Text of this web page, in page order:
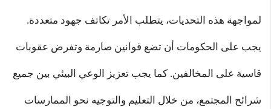
لمواجهة هذه التحديات، يتطلب الأمر تكاتف جهود متعددة.
يجب على الحكومات أن تضع قوانين صارمة وتفرض عقوبات
قاسية على المخالفين. كما يجب تعزيز الوعي البيئي بين جميع
شرائح المجتمع، من خلال التعليم والتوجيه نحو الممارسات